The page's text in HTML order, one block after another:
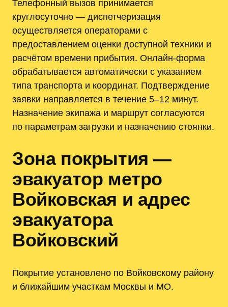
Телефонный вызов принимается
круглосуточно — диспетчеризация
осуществляется операторами с
предоставлением оценки доступной техники и
расчётом времени прибытия. Онлайн-форма
обрабатывается автоматически с указанием
типа транспорта и координат. Подтверждение
заявки направляется в течение 5–12 минут.
Назначение экипажа и маршрут согласуются
по параметрам загрузки и назначению стоянки.
Зона покрытия —
эвакуатор метро
Войковская и адрес
эвакуатора
Войковский
Покрытие установлено по Войковскому району
и ближайшим участкам Москвы и МО.